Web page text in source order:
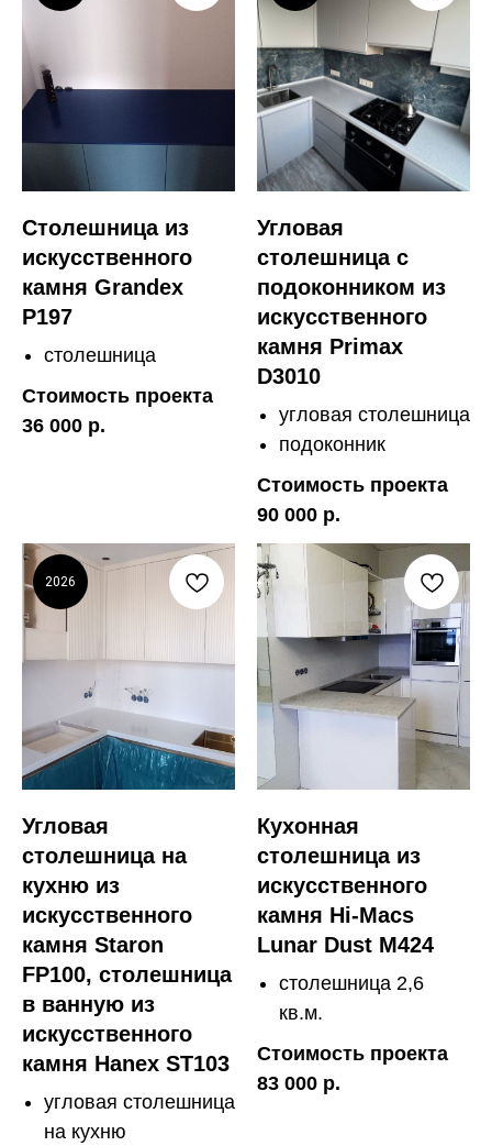
Столешница из
искусственного
камня Grandex
P197
столешница
Стоимость проекта
36 000 р.
Угловая
столешница с
подоконником из
искусственного
камня Primax
D3010
угловая столешница
подоконник
Стоимость проекта
90 000 р.
2026
Угловая
столешница на
кухню из
искусственного
камня Staron
FP100, столешница
в ванную из
искусственного
камня Hanex ST103
угловая столешница
на кухню
Кухонная
столешница из
искусственного
камня Hi-Macs
Lunar Dust M424
столешница 2,6
кв.м.
Стоимость проекта
83 000 р.